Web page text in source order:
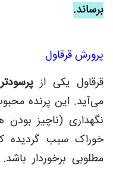
برساند.
پرورش قرقاول
قرقاول یکی از
می‌آید. این پرنده
نگهداری (ناچیز بودن
خوراک سبب گردیده
مطلوبی برخوردار